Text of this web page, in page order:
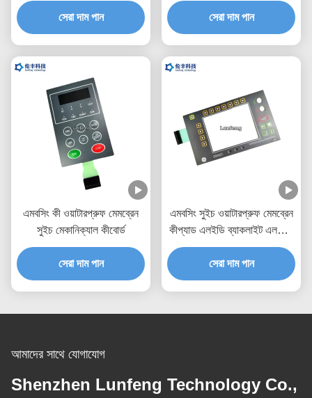
সেরা দাম পান সেরা দাম পান
এমবসিং কী ওয়াটারপ্রুফ মেমব্রেন
সুইচ মেকানিক্যাল কীবোর্ড
সেরা দাম পান
এমবসিং সুইচ ওয়াটারপ্রুফ মেমব্রেন
কীপ্যাড এলইডি ব্যাকলাইট এলসিডি
উইন্ডো
সেরা দাম পান
আমাদের সাথে যোগাযোগ
Shenzhen Lunfeng Technology Co.,